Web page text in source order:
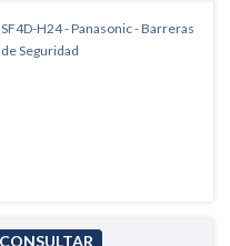
SF4D-H24 - Panasonic - Barreras
de Seguridad